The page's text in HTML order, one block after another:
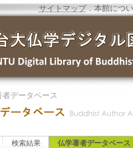
サイトマップ．本館につ
者データベース
検索結果 仏学著者データベース